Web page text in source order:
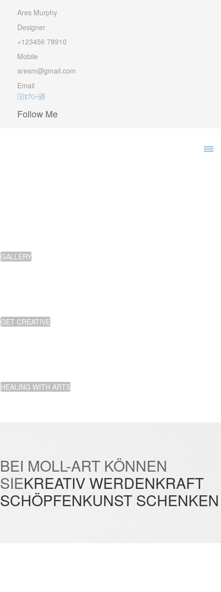
Ares Murphy
Designer
+123456 78910
Mobile
aresm@gmail.com
Email
Follow Me
GALLERY
GET CREATIVE
HEALING WITH ARTS
BEI MOLL-ART KÖNNEN
SIEKREATIV WERDENKRAFT
SCHÖPFENKUNST SCHENKEN